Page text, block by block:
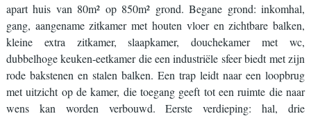
apart huis van 80m² op 850m² grond. Begane grond: inkomhal,
gang, aangename zitkamer met houten vloer en zichtbare balken,
kleine extra zitkamer, slaapkamer, douchekamer met wc,
dubbelhoge keuken-eetkamer die een industriële sfeer biedt met zijn
rode bakstenen en stalen balken. Een trap leidt naar een loopbrug
met uitzicht op de kamer, die toegang geeft tot een ruimte die naar
wens kan worden verbouwd. Eerste verdieping: hal, drie